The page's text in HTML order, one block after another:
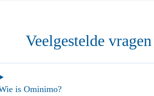
Veelgestelde
is Ominimo?